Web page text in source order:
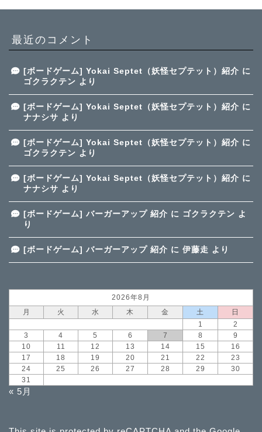
最近のコメント
[ボードゲーム] Yokai Septet（妖怪セプテット）紹介 に
ゴクラクテン より
[ボードゲーム] Yokai Septet（妖怪セプテット）紹介 に
ナナシサ より
[ボードゲーム] Yokai Septet（妖怪セプテット）紹介 に
ゴクラクテン より
[ボードゲーム] Yokai Septet（妖怪セプテット）紹介 に
ナナシサ より
[ボードゲーム] バーガーアップ 紹介 に ゴクラクテン よ
り
[ボードゲーム] バーガーアップ 紹介 に 伊藤走 より
2026年8月
月
火 水 木 金 土
日
1
2
3
4 5 6 7 8
9
10
11 12 13 14 15
16
17
18 19 20 21 22
23
24
25 26 27 28 29
30
31
« 5月